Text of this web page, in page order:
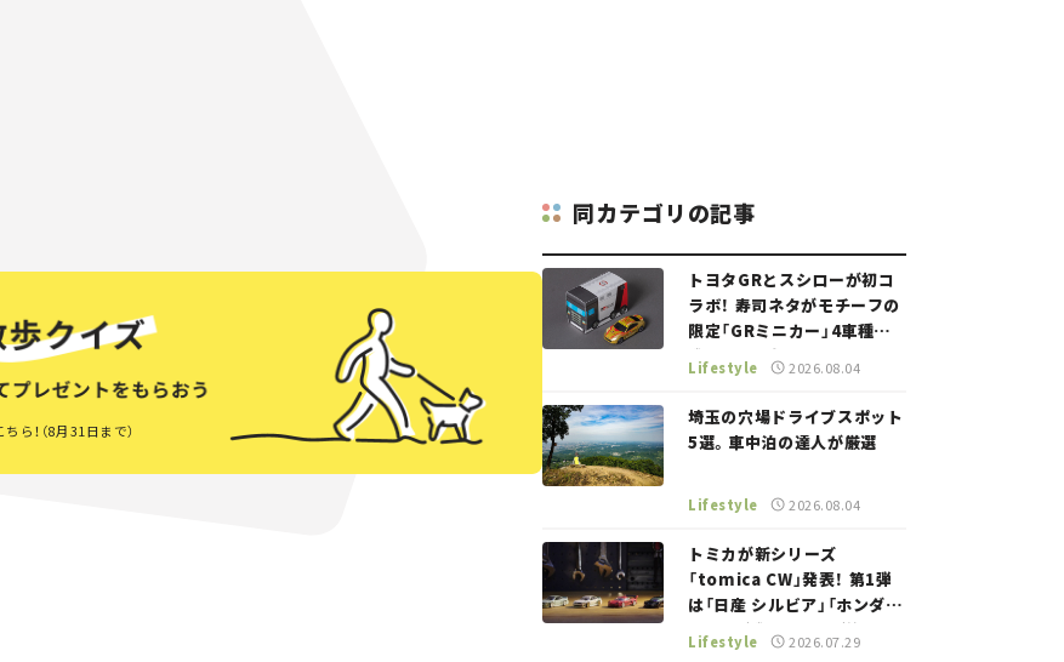
ら！（8月31日まで）
同カテゴリの記事
トヨタGRとスシローが初コ
ラボ！ 寿司ネタがモチーフの
限定「GRミニカー」4車種が
登場。入手方法は？【クルマ
とホビー】
Lifestyle 2026.08.04
埼玉の穴場ドライブスポット
5選。車中泊の達人が厳選
Lifestyle 2026.08.04
トミカが新シリーズ
「tomica CW」発表！ 第1弾
は「日産 シルビア」「ホンダ
NSX」が登場。世界が注目す
る“JDM"に焦点【クルマとホ
Lifestyle 2026.07.29